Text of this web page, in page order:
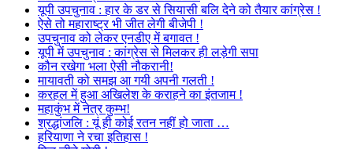
यूपी उपचुनाव : हार के डर से सियासी बलि देने को तैयार कांग्रेस !
ऐसे तो महाराष्ट्र भी जीत लेगी बीजेपी !
उपचुनाव को लेकर एनडीए में बगावत !
यूपी में उपचुनाव : कांग्रेस से मिलकर ही लड़ेगी सपा
कौन रखेगा भला ऐसी नौकरानी!
मायावती को समझ आ गयी अपनी गलती !
करहल में हुआ अखिलेश के कराहने का इंतजाम !
महाकुंभ में नेत्र कुम्भ!
श्रद्धांजलि : यूं ही कोई रतन नहीं हो जाता …
हरियाणा ने रचा इतिहास !